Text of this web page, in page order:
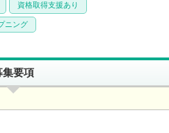
資格取得支援あり
ニング
集要項